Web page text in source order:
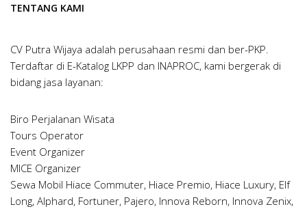
TENTANG KAMI
CV Putra Wijaya adalah perusahaan resmi dan ber-PKP.
Terdaftar di E-Katalog LKPP dan INAPROC, kami bergerak di
bidang jasa layanan:
Biro Perjalanan Wisata
Tours Operator
Event Organizer
MICE Organizer
Sewa Mobil Hiace Commuter, Hiace Premio, Hiace Luxury, Elf
Long, Alphard, Fortuner, Pajero, Innova Reborn, Innova Zenix,